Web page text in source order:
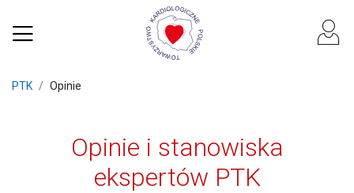
PTK Opinie
Opinie i stanowiska
ekspertów PTK